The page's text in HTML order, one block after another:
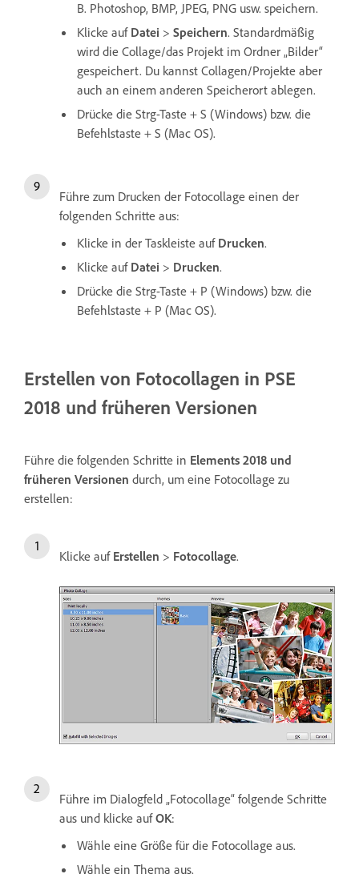
B. Photoshop, BMP, JPEG, PNG usw. speichern.
Klicke auf Datei > Speichern. Standardmäßig
wird die Collage/das Projekt im Ordner „Bilder“
gespeichert. Du kannst Collagen/Projekte aber
auch an einem anderen Speicherort ablegen.
Drücke die Strg-Taste + S (Windows) bzw. die
Befehlstaste + S (Mac OS).
Führe zum Drucken der Fotocollage einen der
folgenden Schritte aus:
Klicke in der Taskleiste auf Drucken.
Klicke auf Datei > Drucken.
Drücke die Strg-Taste + P (Windows) bzw. die
Befehlstaste + P (Mac OS).
Erstellen von Fotocollagen in PSE
2018 und früheren Versionen
Führe die folgenden Schritte in Elements 2018 und
früheren Versionen durch, um eine Fotocollage zu
erstellen:
Klicke auf Erstellen > Fotocollage.
Führe im Dialogfeld „Fotocollage“ folgende Schritte
aus und klicke aufOK:
Wähle eine Größe für die Fotocollage aus.
Wähle ein Thema aus.